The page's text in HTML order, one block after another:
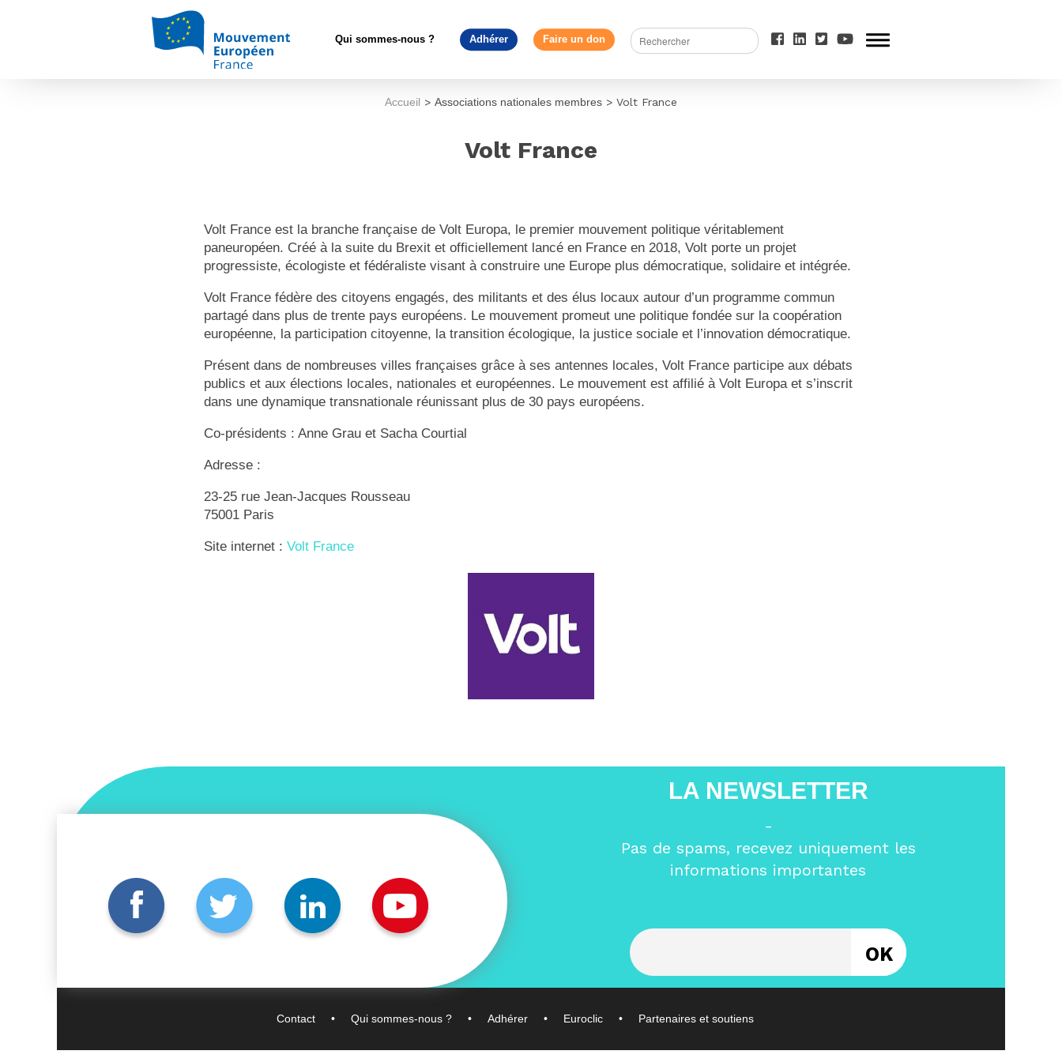
Qui sommes-nous ? Adhérer Faire un don
Accueil > Associations nationales membres > Volt France
Volt France
Volt France est la branche française de Volt Europa, le premier mouvement politique véritablement
paneuropéen. Créé à la suite du Brexit et officiellement lancé en France en 2018, Volt porte un projet
progressiste, écologiste et fédéraliste visant à construire une Europe plus démocratique, solidaire et intégrée.
Volt France fédère des citoyens engagés, des militants et des élus locaux autour d’un programme commun
partagé dans plus de trente pays européens. Le mouvement promeut une politique fondée sur la coopération
européenne, la participation citoyenne, la transition écologique, la justice sociale et l’innovation démocratique.
Présent dans de nombreuses villes françaises grâce à ses antennes locales, Volt France participe aux débats
publics et aux élections locales, nationales et européennes. Le mouvement est affilié à Volt Europaet s’inscrit
dans une dynamique transnationale réunissant plus de 30 pays européens.
Co-présidents : Anne Grau et Sacha Courtial
Adresse :
23-25 rue Jean-Jacques Rousseau
75001 Paris
Site internet : Volt France
LA NEWSLETTER
-
Pas de spams, recevez uniquement les
informations importantes
Contact Qui sommes-nous ? Adhérer Euroclic Partenaires et soutiens